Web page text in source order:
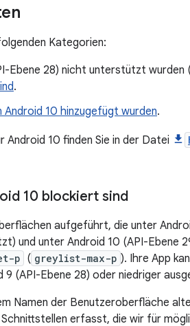
Kategorien:
Ebene 28) nicht unterstützt wurden
.
Android 10 hinzugefügt wurden.
10 finden Sie in der Datei
10 blockiert sind
aufgeführt, die unter
und unter Android 10 (API-Ebene
p ( greylist-max-p ). Ihre App
9 (API-Ebene 28) oder niedriger
Namen der Benutzeroberfläche
erfasst, die wir für